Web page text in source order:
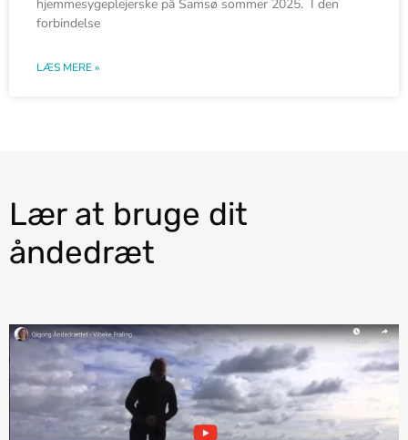
hjemmesygeplejerske på Samsø sommer 2025. I den
forbindelse
LÆS MERE »
Lær at bruge dit
åndedræt